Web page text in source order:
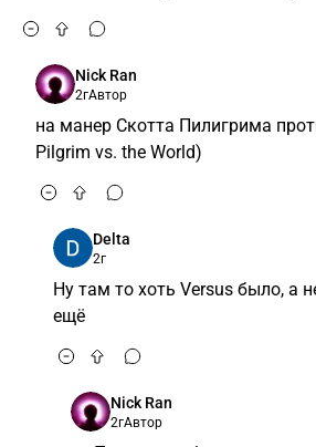
Nick Ran
2гАвтор
на манер Скотта Пилигрима
Pilgrim vs. the World)
Delta
2г
Ну там то хоть Versus было, а
ещё
Nick Ran
2гАвтор